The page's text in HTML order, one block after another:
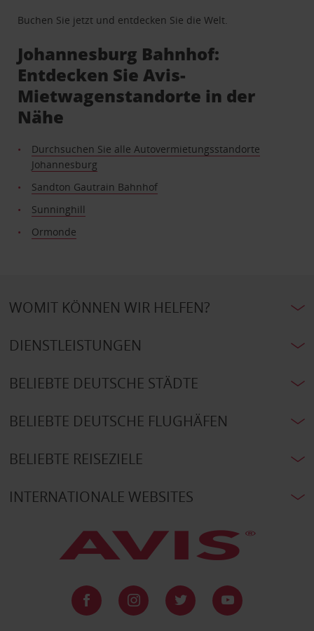
Buchen Sie jetzt und entdecken Sie die Welt.
Johannesburg Bahnhof:
Entdecken Sie Avis-
Mietwagenstandorte in der
Nähe
Durchsuchen Sie alle Autovermietungsstandorte
Johannesburg
Sandton Gautrain Bahnhof
Sunninghill
Ormonde
WOMIT KÖNNEN WIR HELFEN?
DIENSTLEISTUNGEN
BELIEBTE DEUTSCHE STÄDTE
BELIEBTE DEUTSCHE FLUGHÄFEN
BELIEBTE REISEZIELE
INTERNATIONALE WEBSITES